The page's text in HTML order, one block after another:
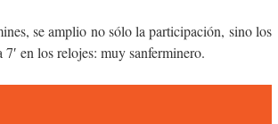
se amplio no sólo la participación, sino los
en los relojes: muy sanferminero.